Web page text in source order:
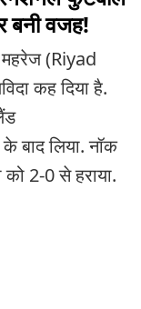
बनी वजह!
महरेज (Riyad
कह दिया है.
बाद लिया. नॉक
2-0 से हराया.